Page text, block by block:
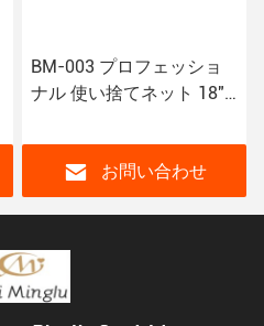
BM-003 プロフェッショ
ナル 使い捨てネット 18""
バー ビールバー
お問い合わせ